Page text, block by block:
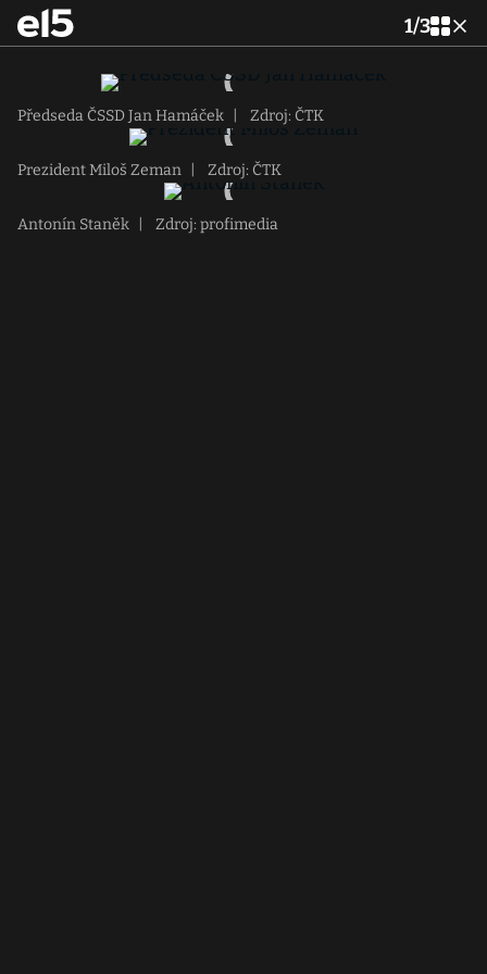
1/3
Předseda ČSSD Jan Hamáček Zdroj: ČTK
Prezident Miloš Zeman Zdroj: ČTK
Antonín Staněk Zdroj: profimedia